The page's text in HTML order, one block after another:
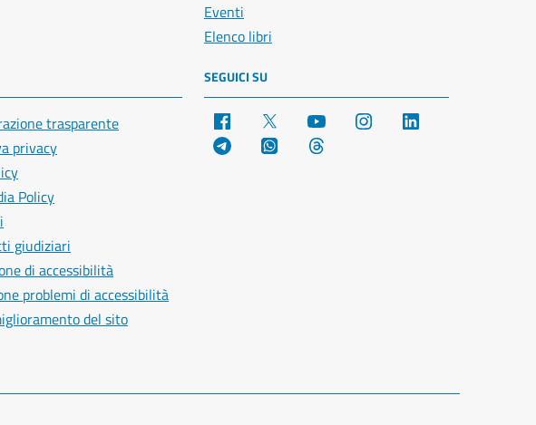
Eventi
Elenco libri
trasparente
privacy
Policy
giudiziari
di accessibilità
problemi di accessibilità
del sito
SEGUICI SU
Facebook YouTube Instagram
Telegram WhatsApp